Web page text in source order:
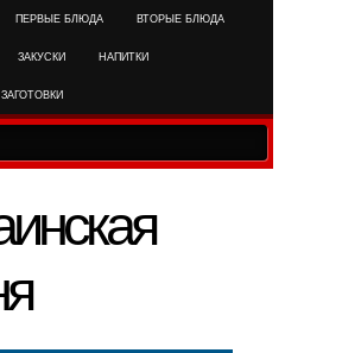
ПЕРВЫЕ БЛЮДА ВТОРЫЕ БЛЮДА
ЗАКУСКИ НАПИТКИ